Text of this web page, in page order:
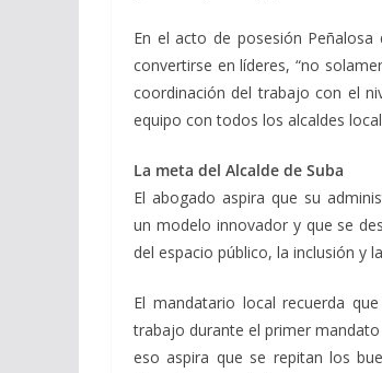
En el acto de posesión
convertirse en líderes, “no
coordinación del trabajo con el
equipo con todos los alcaldes
La meta del Alcalde de Suba
El abogado aspira que su
un modelo innovador y que se
del espacio público, la inclusión y
El mandatario local recuerda
trabajo durante el primer
eso aspira que se repitan los